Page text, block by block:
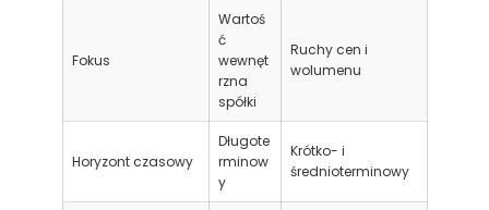
Fokus
Wartoś
ć
wewnęt
rzna
spółki
Ruchy cen i
wolumenu
Horyzont czasowy
Długote
rminow
y
Krótko- i
średnioterminowy